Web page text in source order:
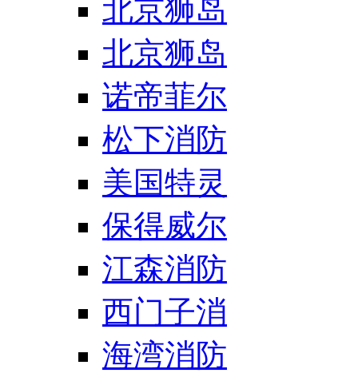
北京狮岛
北京狮岛
诺帝菲尔
松下消防
美国特灵
保得威尔
江森消防
西门子消
海湾消防